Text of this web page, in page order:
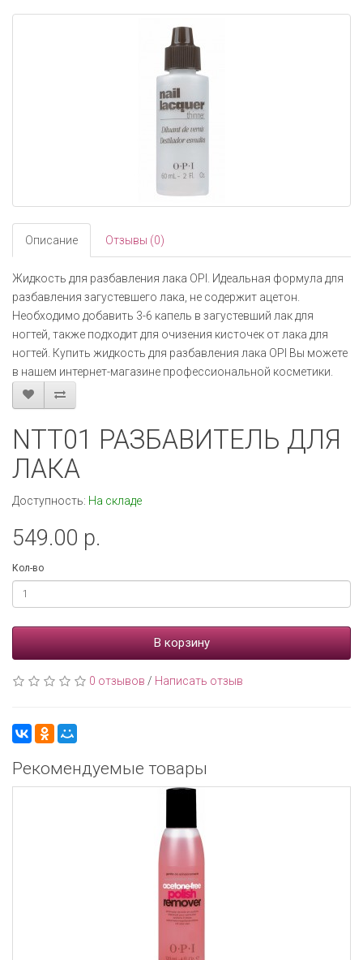
Описание Отзывы (0)
Жидкость для разбавления лака OPI. Идеальная формула для
разбавления загустевшего лака, не содержит ацетон.
Необходимо добавить 3-6 капель в загустевший лак для
ногтей, также подходит для очизения кисточек от лака для
ногтей. Купить жидкость для разбавления лака OPI Вы можете
в нашем интернет-магазине профессиональной косметики.
NTT01 РАЗБАВИТЕЛЬ ДЛЯ
ЛАКА
Доступность: На складе
549.00 р.
Кол-во
В корзину
0 отзывов / Написать отзыв
Рекомендуемые товары